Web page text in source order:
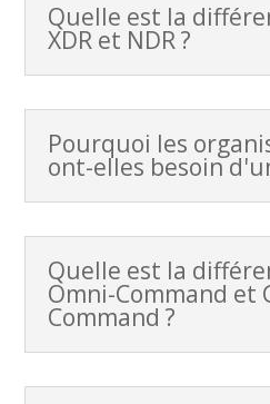
Quelle est la
XDR et NDR ?
Pourquoi les
ont-elles besoin
Quelle est la
Omni-Command et
Command ?